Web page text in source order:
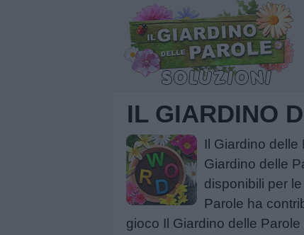
IL GIARDINO
Il Giardino
Giardino delle
disponibili per
Parole ha
gioco Il Giardino delle